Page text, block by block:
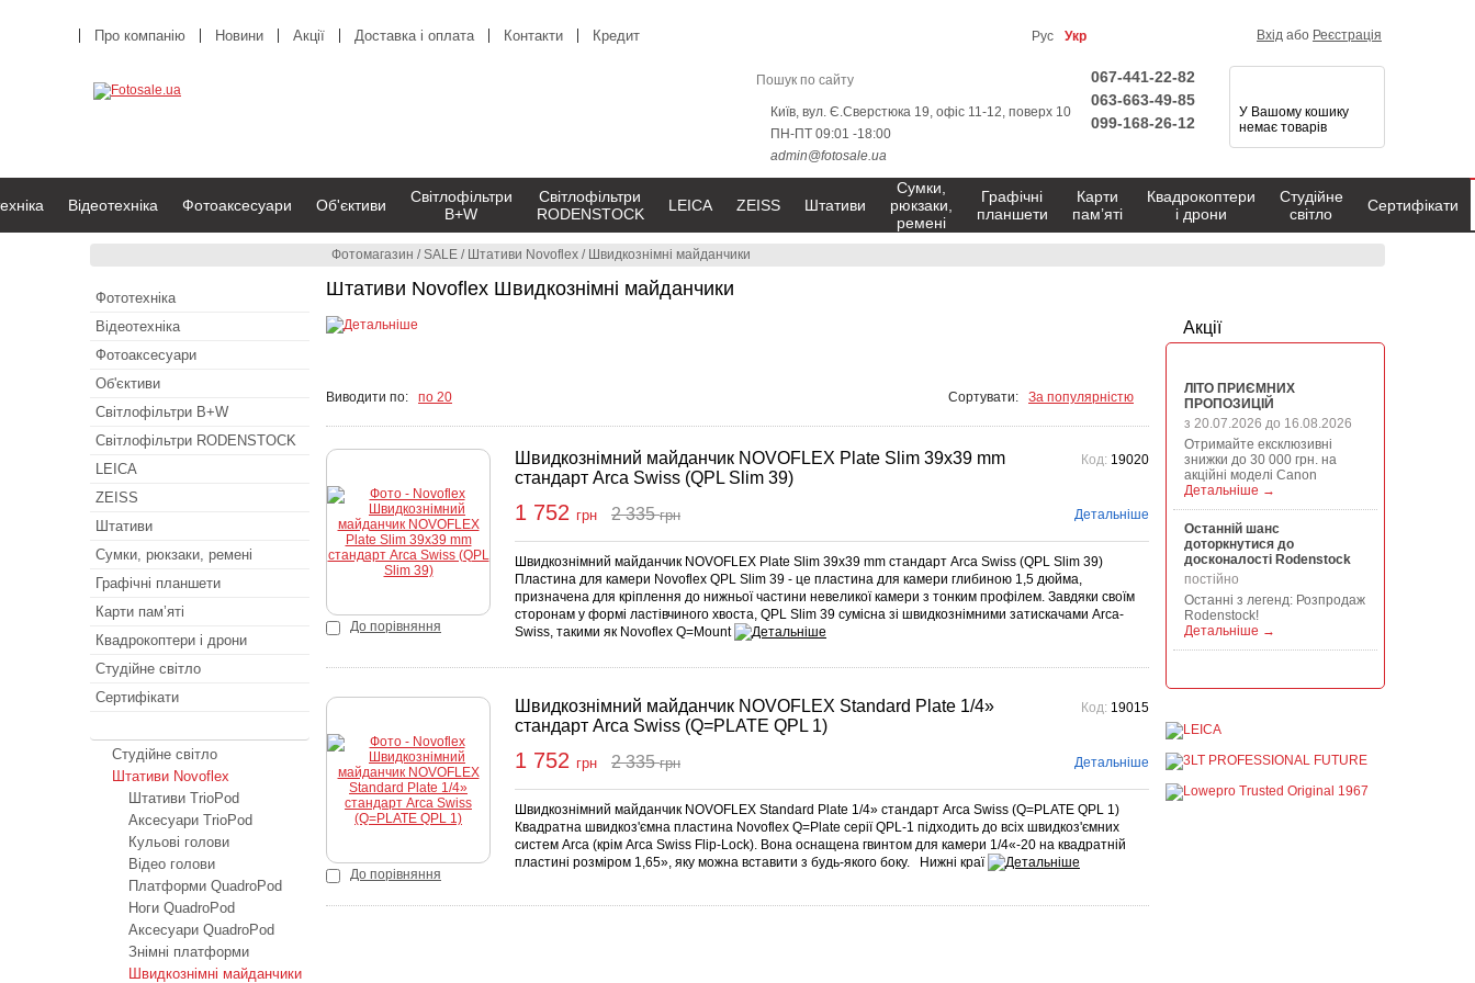
Фотомагазин /SALE / Штативи Novoflex / Швидкознімні майданчики
Штативи Novoflex Швидкознімні майданчики
Виводити по: по 20 Сортувати: За популярністю
До порівняння
Швидкознімний майданчик NOVOFLEX Plate Slim 39x39 mm
стандарт Arca Swiss (QPL Slim 39)
Код: 19020
1 752 грн 2 335грн
Купити Детальніше
Швидкознімний майданчик NOVOFLEX Plate Slim 39x39 mm стандарт Arca Swiss (QPL Slim 39)
Пластина для камери Novoflex QPL Slim 39 - це пластина для камери глибиною 1,5 дюйма,
призначена для кріплення до нижньої частини невеликої камери з тонким профілем. Завдяки своїм
сторонам у формі ластівчиного хвоста, QPL Slim 39 сумісна зі швидкознімними затискачами Arca-
Swiss, такими як Novoflex Q=Mount
До порівняння
Швидкознімний майданчик NOVOFLEX Standard Plate 1/4»
стандарт Arca Swiss (Q=PLATE QPL 1)
Код: 19015
1 752 грн 2 335грн
Купити Детальніше
Швидкознімний майданчик NOVOFLEX Standard Plate 1/4» стандарт Arca Swiss (Q=PLATE QPL 1)
Квадратна швидкоз'ємна пластина Novoflex Q=Plate серії QPL-1 підходить до всіх швидкоз'ємних
систем Arca (крім Arca Swiss Flip-Lock). Вона оснащена гвинтом для камери 1/4«-20 на квадратній
пластині розміром 1,65», яку можна вставити з будь-якого боку. Нижні краї
Акції
ЛІТО ПРИЄМНИХ
ПРОПОЗИЦІЙ
з 20.07.2026 до 16.08.2026
Отримайте ексклюзивні
знижки до 30 000 грн. на
акційні моделі Canon
Детальніше →
Останній шанс
доторкнутися до
досконалості Rodenstock
постійно
Останні з легенд: Розпродаж
Rodenstock!
Детальніше →
Manfrotto, National
продукції Manfrotto, National
гарантовану знижку від 50 до
Про компанію Новини Акції Доставка і оплата Контакти Кредит Рус Укр Вхідабо Реєстрація
Київ, вул. Є.Сверстюка 19, офіс 11-12, поверх 10
ПН-ПТ 09:01 -18:00
admin@fotosale.ua
067-441-22-82
063-663-49-85
099-168-26-12
У Вашому кошику
немає товарів
Відеотехніка Фотоаксесуари Об'єктиви
Світлофільтри
B+W
Світлофільтри
RODENSTOCK
LEICA ZEISS Штативи
Сумки,
рюкзаки,
ремені
Графічні
планшети
Карти
пам’яті
Квадрокоптери
і дрони
Студійне
світло
Сертифікати
Фототехніка
Відеотехніка
Фотоаксесуари
Об'єктиви
Світлофільтри B+W
Світлофільтри RODENSTOCK
LEICA
ZEISS
Штативи
Сумки, рюкзаки, ремені
Графічні планшети
Карти пам’яті
Квадрокоптери і дрони
Студійне світло
Сертифікати
Студійне світло
Штативи Novoflex
Штативи TrioPod
Аксесуари TrioPod
Кульові голови
Відео голови
Платформи QuadroPod
Ноги QuadroPod
Аксесуари QuadroPod
Знімні платформи
Швидкознімні майданчики